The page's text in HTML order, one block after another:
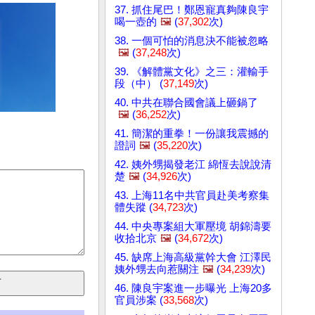
37. 抓住尾巴！鄭恩寵真夠陳良宇
喝一壺的 🖼️ (37,302次)
38. 一個可怕的消息決不能被忽略
🖼️ (37,248次)
39. 《解體黨文化》之三：灌輸手
段（中） (37,149次)
40. 中共在聯合國會議上砸鍋了
🖼️ (36,252次)
41. 簡潔的重拳！一份讓我震撼的
證詞 🖼️ (35,220次)
42. 姨外甥揭發老江 綿恆去說說清
楚 🖼️ (34,926次)
43. 上海11名中共官員赴美考察集
體失蹤 (34,723次)
44. 中央專案組大軍壓境 胡錦濤要
收拾北京 🖼️ (34,672次)
45. 缺席上海高級黨幹大會 江澤民
姨外甥去向惹關注 🖼️ (34,239次)
46. 陳良宇案進一步曝光 上海20多
官員涉案 (33,568次)